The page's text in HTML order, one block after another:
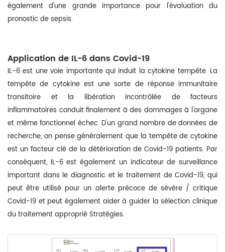
également d'une grande importance pour l'évaluation du
pronostic de sepsis.
Application de IL-6 dans Covid-19
IL-6 est une voie importante qui induit la cytokine tempête. La
tempête de cytokine est une sorte de réponse immunitaire
transitoire et la libération incontrôlée de facteurs
inflammatoires conduit finalement à des dommages à l'organe
et même fonctionnel échec. D'un grand nombre de données de
recherche, on pense généralement que la tempête de cytokine
est un facteur clé de la détérioration de Covid-19 patients. Par
conséquent, IL-6 est également un indicateur de surveillance
important dans le diagnostic et le traitement de Covid-19, qui
peut être utilisé pour un alerte précoce de sévère / critique
Covid-19 et peut également aider à guider la sélection clinique
du traitement approprié Stratégies.